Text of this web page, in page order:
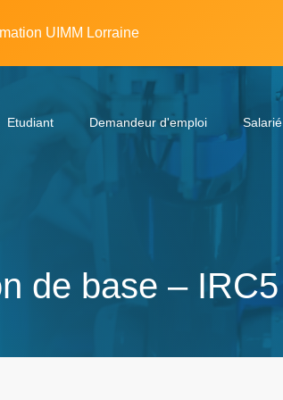
UIMM Lorraine
Etudiant Demandeur d'emploi Salarié
de base – IRC5